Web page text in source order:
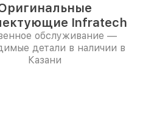
Infratech
обслуживание —
детали в наличии в
Казани